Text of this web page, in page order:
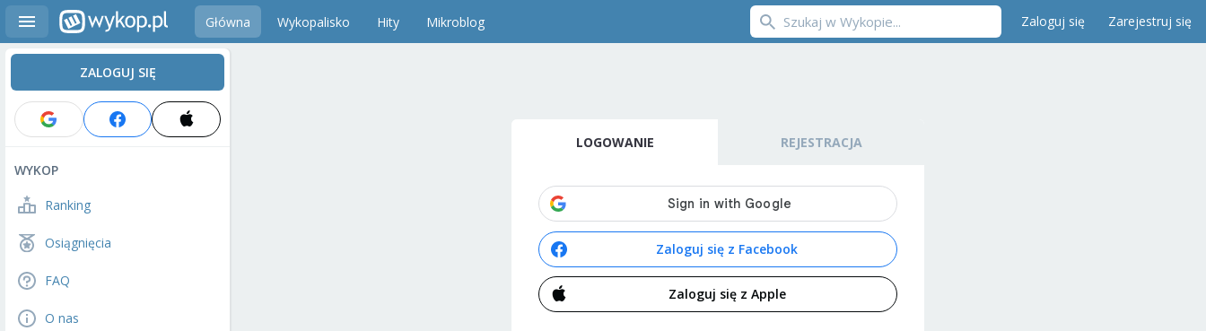
Główna Wykopalisko Hity Mikroblog Zaloguj się Zarejestruj się
ZALOGUJ SIĘ
WYKOP
Ranking
Osiągnięcia
FAQ
O nas
LOGOWANIE REJESTRACJA
Zaloguj się z Facebook
Zaloguj się z Apple